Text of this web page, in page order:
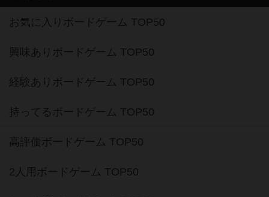
お気に入りボードゲーム TOP50
興味ありボードゲーム TOP50
経験ありボードゲーム TOP50
持ってるボードゲーム TOP50
高評価ボードゲーム TOP50
2人用ボードゲーム TOP50